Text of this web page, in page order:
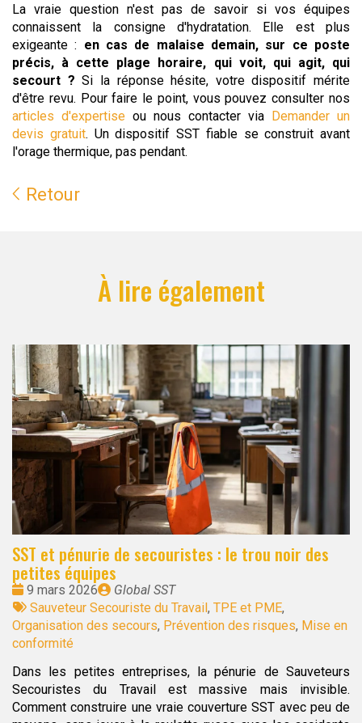
La vraie question n'est pas de savoir si vos équipes
connaissent la consigne d'hydratation. Elle est plus
exigeante : en cas de malaise demain, sur ce poste
précis, à cette plage horaire, qui voit, qui agit, qui
secourt ? Si la réponse hésite, votre dispositif mérite
d'être revu. Pour faire le point, vous pouvez consulter nos
articles d'expertise ou nous contacter via Demander un
devis gratuit. Un dispositif SST fiable se construit avant
l'orage thermique, pas pendant.
Retour
À lire également
SST et pénurie de secouristes : le trou noir des
petites équipes
Date
:
9 mars 2026
Publié
par
Global SST
Tags
:
Sauveteur Secouriste du Travail , TPE et PME,
Organisation des secours, Prévention des risques, Mise en
conformité
Dans les petites entreprises, la pénurie de Sauveteurs
Secouristes du Travail est massive mais invisible.
Comment construire une vraie couverture SST avec peu de